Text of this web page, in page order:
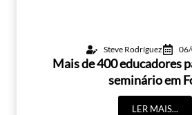
Steve Rodríguez
Mais de 400 educadores
seminário em
LER MAIS...